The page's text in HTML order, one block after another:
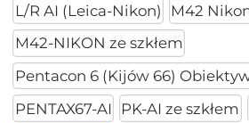
L/R AI (Leica-Nikon)
M42
M42-NIKON ze szkłem
Pentacon 6 (Kijów 66)
PENTAX67-AI
PK-AI ze szkłem